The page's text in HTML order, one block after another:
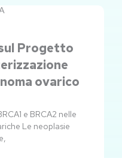
Progetto
ovarico
e BRCA2 nelle
Le neoplasie